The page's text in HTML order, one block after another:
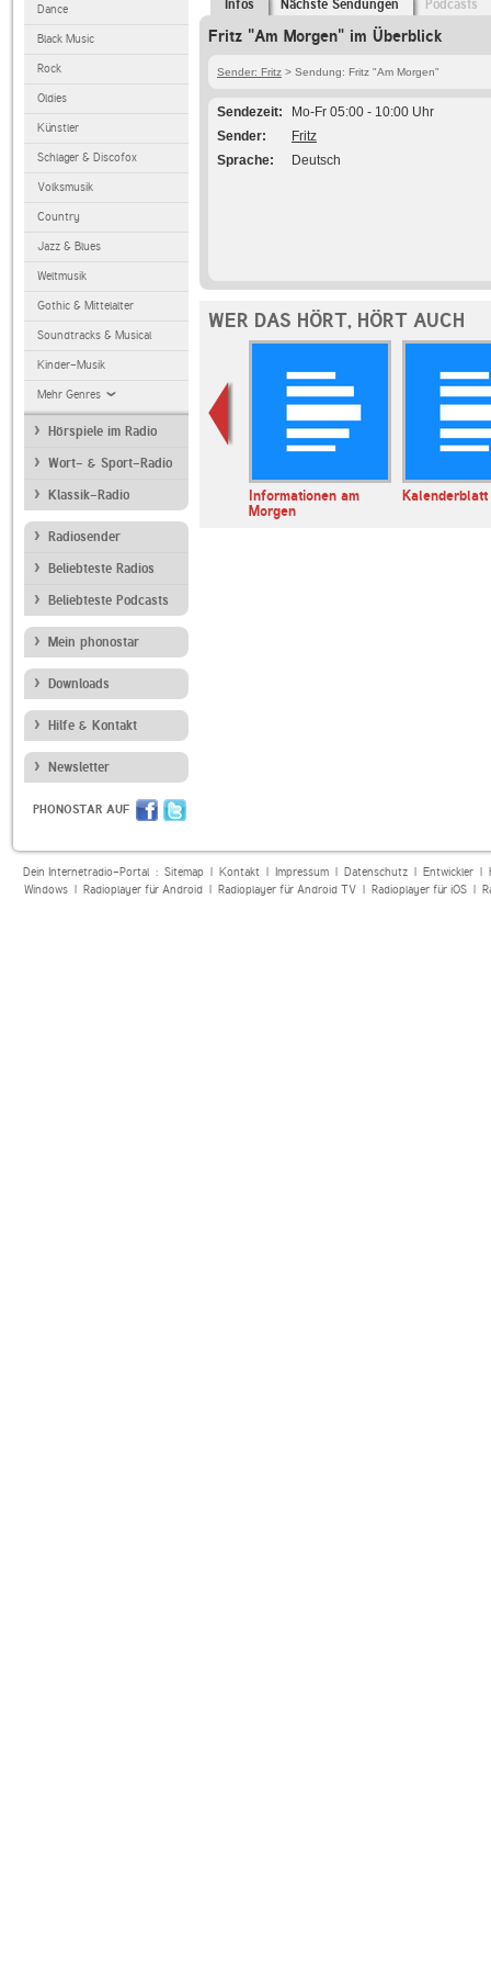
Dance
Black Music
Rock
Oldies
Künstler
Schlager & Discofox
Volksmusik
Country
Jazz & Blues
Weltmusik
Gothic & Mittelalter
Soundtracks & Musical
Kinder-Musik
Mehr Genres
Hörspiele im Radio
Wort- & Sport-Radio
Klassik-Radio
Radiosender
Beliebteste Radios
Beliebteste Podcasts
Mein phonostar
Downloads
Hilfe & Kontakt
Newsletter
PHONOSTAR AUF
Infos Nächste Sendungen Podcasts
Fritz "Am Morgen" im Überblick
Sender: Fritz > Sendung: Fritz "Am Morgen"
Sendezeit
Mo-Fr 05:00 - 10:00 Uhr
Sender
Fritz
Sprache
Deutsch
WER DAS HÖRT, HÖRT AUCH
ARD Radiofestival:
Jazz
Informationen am
Morgen
Kalenderblatt
Dein Internetradio-Portal : Sitemap| Kontakt| Impressum| Datenschutz| Entwickler|
Windows| Radioplayer für Android| Radioplayer für Android TV| Radioplayer für iOS|